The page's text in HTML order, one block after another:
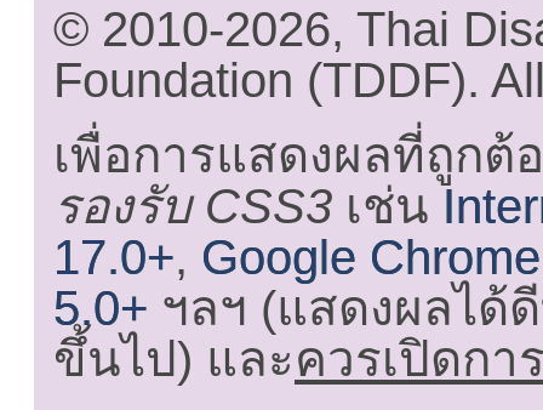
© 2010-2026, Thai
Foundation (TDDF).
เพื่อการแสดงผลที่ถูกต้
รองรับ CSS3 เช่น
17.0+, Google
5.0+ ฯลฯ (แสดงผลได้
ขึ้นไป) และควรเปิดกา